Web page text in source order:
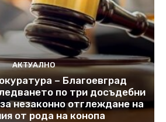
АКТУАЛНО
– Благоевград
по три досъдебни
незаконно отглеждане на
от рода на конопа